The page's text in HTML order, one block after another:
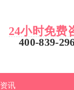
24小时免费
400-839-
资讯